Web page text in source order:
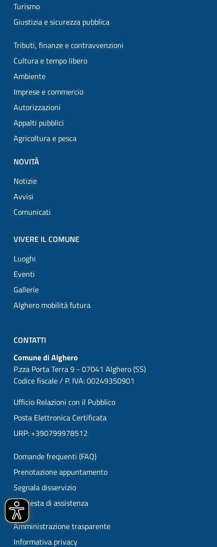
Turismo
Giustizia e sicurezza pubblica
Tributi, finanze e contravvenzioni
Cultura e tempo libero
Ambiente
Imprese e commercio
Autorizzazioni
Appalti pubblici
Agricoltura e pesca
NOVITÀ
Notizie
Avvisi
Comunicati
VIVERE IL COMUNE
Luoghi
Eventi
Gallerie
Alghero mobilità futura
CONTATTI
Comune di Alghero
P.zza Porta Terra 9 - 07041 Alghero (SS)
Codice fiscale / P. IVA: 00249350901
Ufficio Relazioni con il Pubblico
Posta Elettronica Certificata
URP: +390799978512
Domande frequenti (FAQ)
Prenotazione appuntamento
Segnala disservizio
Richiesta di assistenza
Amministrazione trasparente
Informativa privacy